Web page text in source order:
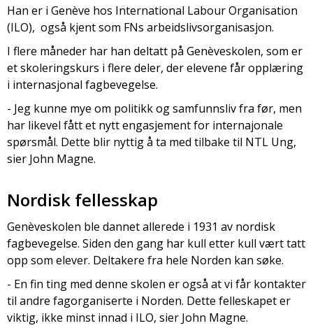
Han er i Genève hos International Labour Organisation
(ILO), også kjent som FNs arbeidslivsorganisasjon.
I flere måneder har han deltatt på Genèveskolen, som er
et skoleringskurs i flere deler, der elevene får opplæring
i internasjonal fagbevegelse.
- Jeg kunne mye om politikk og samfunnsliv fra før, men
har likevel fått et nytt engasjement for internajonale
spørsmål. Dette blir nyttig å ta med tilbake til NTL Ung,
sier John Magne.
Nordisk fellesskap
Genèveskolen ble dannet allerede i 1931 av nordisk
fagbevegelse. Siden den gang har kull etter kull vært tatt
opp som elever. Deltakere fra hele Norden kan søke.
- En fin ting med denne skolen er også at vi får kontakter
til andre fagorganiserte i Norden. Dette felleskapet er
viktig, ikke minst innad i ILO, sier John Magne.